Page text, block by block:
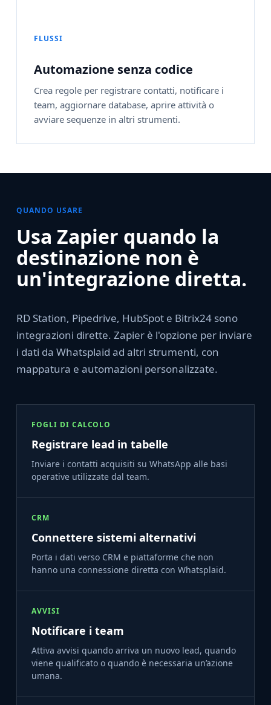
FLUSSI
Automazione senza codice
Crea regole per registrare contatti, notificare i
team, aggiornare database, aprire attività o
avviare sequenze in altri strumenti.
QUANDO USARE
Usa Zapier quando la
destinazione non è
un'integrazione diretta.
RD Station, Pipedrive, HubSpot e Bitrix24 sono
integrazioni dirette. Zapier è l'opzione per inviare
i dati da Whatsplaid ad altri strumenti, con
mappatura e automazioni personalizzate.
FOGLI DI CALCOLO
Registrare lead in tabelle
Inviare i contatti acquisiti su WhatsApp alle basi
operative utilizzate dal team.
CRM
Connettere sistemi alternativi
Porta i dati verso CRM e piattaforme che non
hanno una connessione diretta con Whatsplaid.
AVVISI
Notificare i team
Attiva avvisi quando arriva un nuovo lead, quando
viene qualificato o quando è necessaria un’azione
umana.